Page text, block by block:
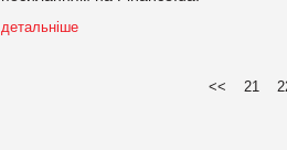
детальніше
<< 21